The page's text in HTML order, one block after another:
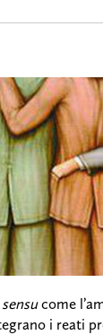
come
i reati